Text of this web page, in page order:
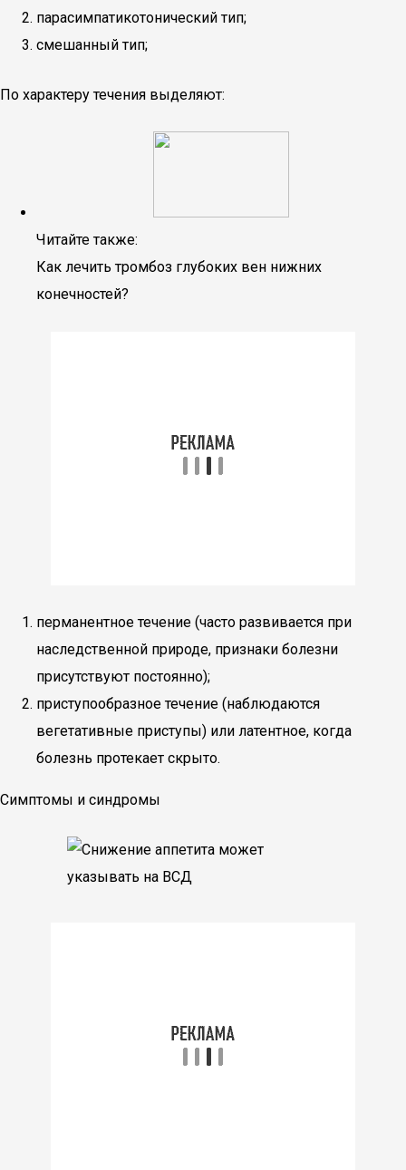
парасимпатикотонический тип;
смешанный тип;
По характеру течения выделяют:
Читайте также:
Как лечить тромбоз глубоких вен нижних
конечностей?
перманентное течение (часто развивается при
наследственной природе, признаки болезни
присутствуют постоянно);
приступообразное течение (наблюдаются
вегетативные приступы) или латентное, когда
болезнь протекает скрыто.
Симптомы и синдромы